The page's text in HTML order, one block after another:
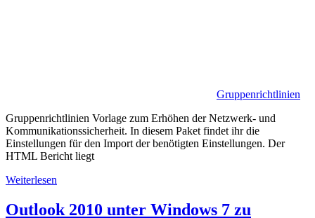
Gruppenrichtlinien
Gruppenrichtlinien Vorlage zum Erhöhen der Netzwerk- und
Kommunikationssicherheit. In diesem Paket findet ihr die
Einstellungen für den Import der benötigten Einstellungen. Der
HTML Bericht liegt
Weiterlesen
Outlook 2010 unter Windows 7 zu